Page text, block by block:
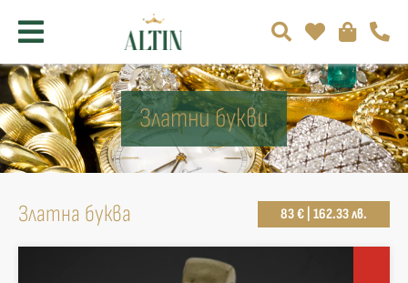
Златни букви
Златна буква 83 € | 162.33 лв.